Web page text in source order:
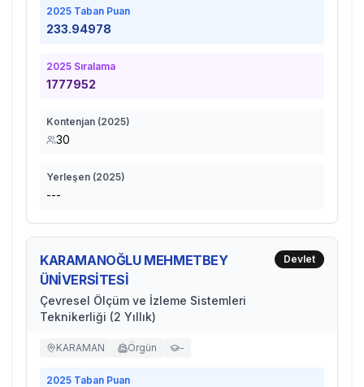
2025 Taban Puan
233.94978
2025 Sıralama
1777952
Kontenjan (2025)
30
Yerleşen (2025)
---
KARAMANOĞLU MEHMETBEY
ÜNİVERSİTESİ
Çevresel Ölçüm ve İzleme Sistemleri
Teknikerliği (2 Yıllık)
Devlet
KARAMAN Örgün -
2025 Taban Puan